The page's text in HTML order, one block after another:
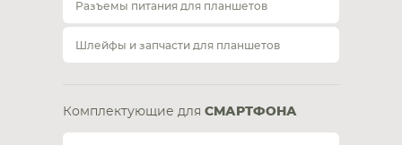
Разъемы питания для планшетов
Шлейфы и запчасти для планшетов
Комплектующие для СМАРТФОНА